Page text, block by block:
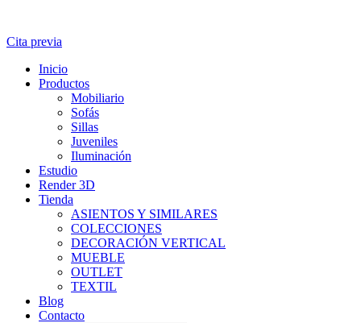
Cita previa
Inicio
Productos
Mobiliario
Sofás
Sillas
Juveniles
Iluminación
Estudio
Render 3D
Tienda
ASIENTOS Y SIMILARES
COLECCIONES
DECORACIÓN VERTICAL
MUEBLE
OUTLET
TEXTIL
Blog
Contacto